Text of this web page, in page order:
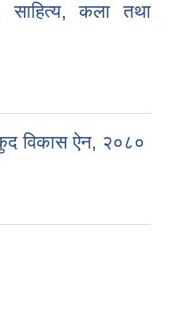
साहित्य, कला तथा
विकास ऐन, २०८०